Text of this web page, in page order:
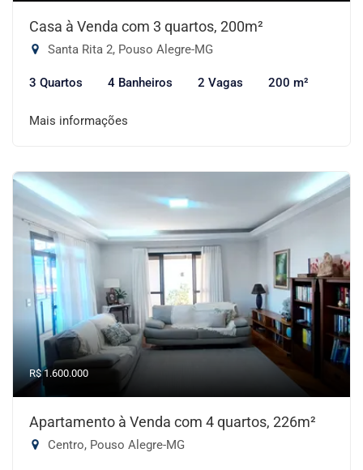
Casa à Venda com 3 quartos, 200m²
Santa Rita 2, Pouso Alegre-MG
3 Quartos 4 Banheiros 2 Vagas 200 m²
Mais informações
R$ 1.600.000
Apartamento à Venda com 4 quartos, 226m²
Centro, Pouso Alegre-MG